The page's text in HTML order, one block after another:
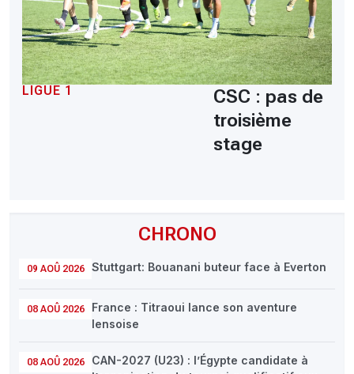
CHRONO
09 AOÛ 2026 Stuttgart: Bouanani buteur face à Everton
08 AOÛ 2026
France : Titraoui lance son aventure
lensoise
08 AOÛ 2026
CAN-2027 (U23) : l’Égypte candidate à
LIGUE 1
CSC : pas de
troisième
stage